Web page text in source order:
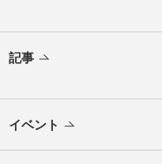
記事
イベント